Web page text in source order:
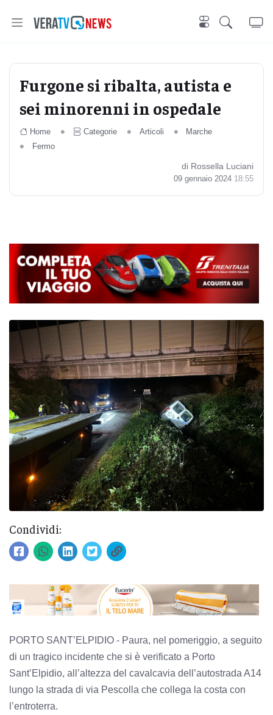
Furgone si ribalta, autista e
sei minorenni in ospedale
Home Categorie Articoli
Marche
Fermo
di Rossella Luciani
09 gennaio 2024 18:55
Condividi:
PORTO SANT’ELPIDIO - Paura, nel pomeriggio, a seguito
di un tragico incidente che si è verificato a Porto
Sant’Elpidio, all’altezza del cavalcavia dell’autostrada A14
lungo la strada di via Pescolla che collega la costa con
l’entroterra.